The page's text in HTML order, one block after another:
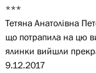
***
Тетяна Анатолівна
що потрапила на цю
ялинки вийшли
9.12.2017